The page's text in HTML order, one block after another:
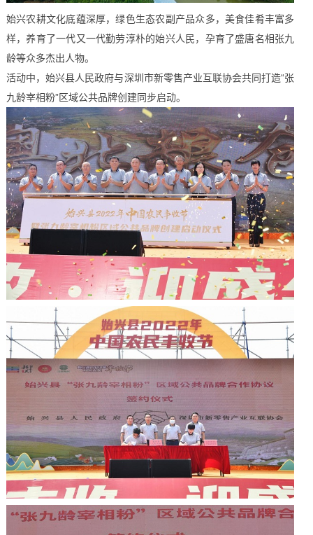
始兴农耕文化底蕴深厚，绿色生态农副产品众多，美食佳肴丰富多
样，养育了一代又一代勤劳淳朴的始兴人民，孕育了盛唐名相张九
龄等众多杰出人物。
活动中，始兴县人民政府与深圳市新零售产业互联协会共同打造“张
九龄宰相粉”区域公共品牌创建同步启动。